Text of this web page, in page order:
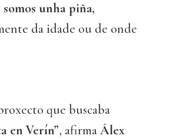
unha piña,
da idade ou de onde
que buscaba
en Verín”, afirmaÁlex